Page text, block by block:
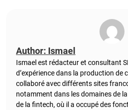
Author: Ismael
Ismael est rédacteur et consultant
d’expérience dans la production
collaboré avec différents sites
notamment dans les domaines de
de la fintech, où il a occupé des